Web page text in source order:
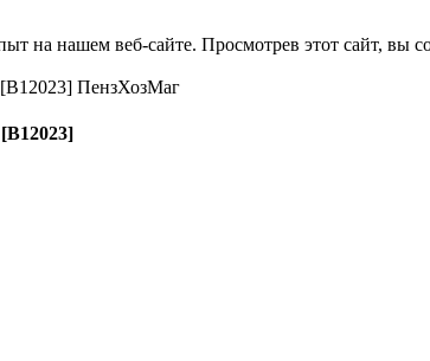
нашем веб-сайте. Просмотрев этот сайт, вы